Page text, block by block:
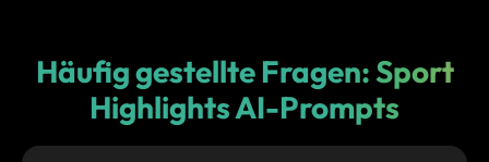
Häufig gestellte Fragen: Sport
Highlights AI-Prompts